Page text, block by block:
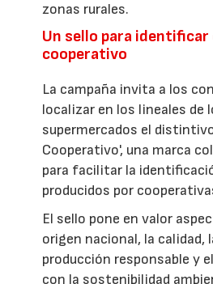
zonas rurales.
Un sello para identificar
cooperativo
La campaña invita a los
localizar en los lineales de
supermercados el
Cooperativo', una marca
para facilitar la
producidos por
El sello pone en valor
origen nacional, la calidad,
producción responsable y
con la sostenibilidad